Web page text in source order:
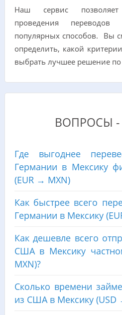
Наш сервис
проведения
популярных способов. Вы
определить, какой
выбрать лучшее решение
ВОПРОСЫ -
Где выгоднее
Германии в Мексику
(EUR → MXN)
Как быстрее всего
Германии в Мексику
Как дешевле всего
США в Мексику
MXN)?
Сколько времени
из США в Мексику (USD